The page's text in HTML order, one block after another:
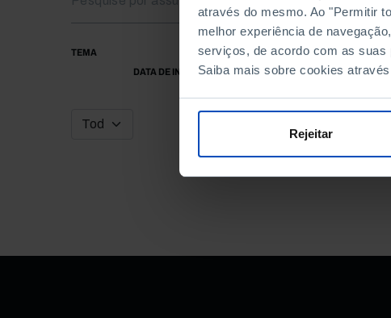
através do mesmo. Ao "Permitir
melhor experiência de
serviços, de acordo com as suas
Saiba mais sobre cookies
Rejeitar
TEMA
DATA DE INÍCIO